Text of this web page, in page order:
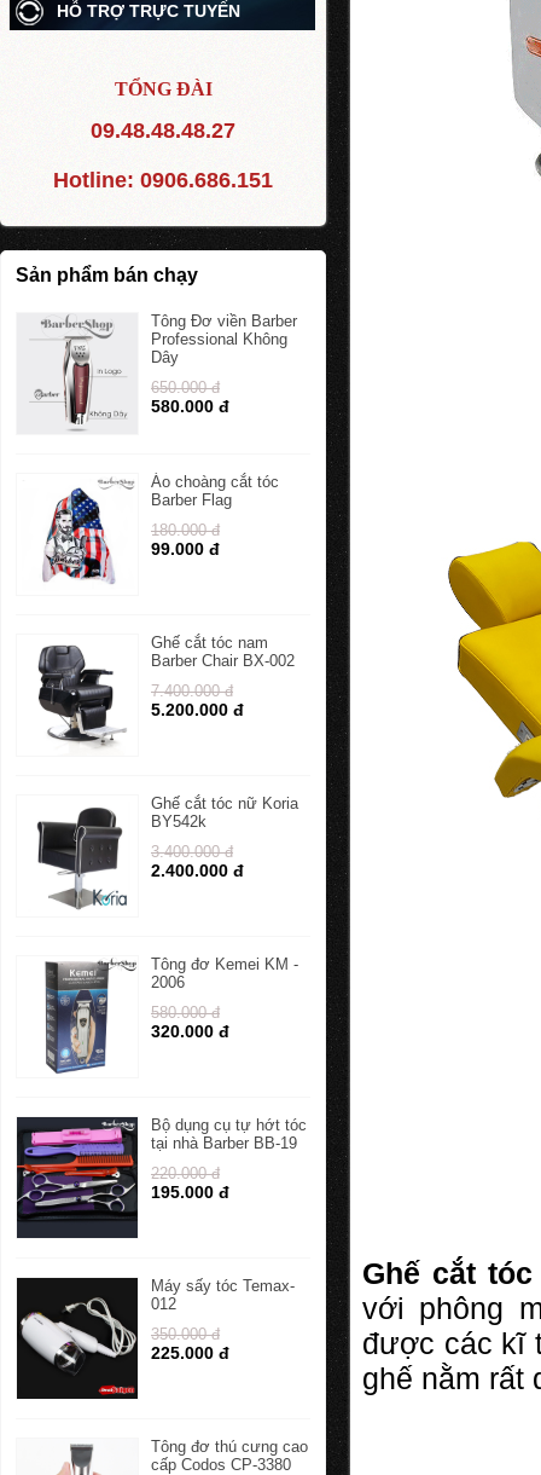
HỖ TRỢ TRỰC TUYẾN
TỔNG ĐÀI
09.48.48.48.27
Hotline: 0906.686.151
Sản phẩm bán chạy
Tông Đơ viền Barber
Professional Không
Dây
650.000 đ
580.000 đ
Áo choàng cắt tóc
Barber Flag
180.000 đ
99.000 đ
Ghế cắt tóc nam
Barber Chair BX-002
7.400.000 đ
5.200.000 đ
Ghế cắt tóc nữ Koria
BY542k
3.400.000 đ
2.400.000 đ
Tông đơ Kemei KM -
2006
580.000 đ
320.000 đ
Bộ dụng cụ tự hớt tóc
tại nhà Barber BB-19
220.000 đ
195.000 đ
Máy sấy tóc Temax-
012
350.000 đ
225.000 đ
Tông đơ thú cưng cao
cấp Codos CP-3380
Ghế cắt
với phông
được các kĩ
ghế nằm rất